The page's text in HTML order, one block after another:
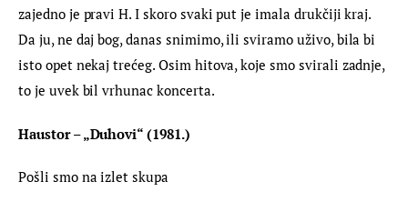
zajedno je pravi H. I skoro svaki put je imala drukčiji kraj.
Da ju, ne daj bog, danas snimimo, ili sviramo uživo, bila bi
isto opet nekaj trećeg. Osim hitova, koje smo svirali zadnje,
to je uvek bil vrhunac koncerta.
Haustor – „Duhovi“ (1981.)
Pošli smo na izlet skupa